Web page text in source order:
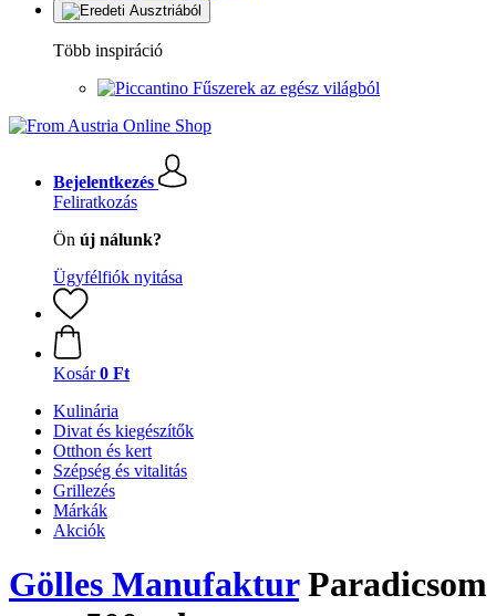
Több inspiráció
Fűszerek az egész világból
Bejelentkezés
Feliratkozás
Ön új nálunk?
Ügyfélfiók nyitása
Kosár 0 Ft
Kulinária
Divat és kiegészítők
Otthon és kert
Szépség és vitalitás
Grillezés
Márkák
Akciók
Gölles ManufakturParadicsom